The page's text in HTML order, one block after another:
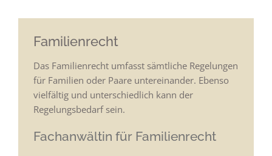
Familienrecht
Das Familienrecht umfasst sämtliche Regelungen
für Familien oder Paare untereinander. Ebenso
vielfältig und unterschiedlich kann der
Regelungsbedarf sein.
Fachanwältin für Familienrecht